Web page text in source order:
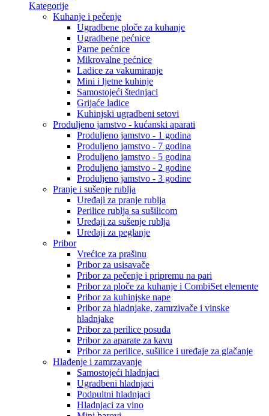
Kategorije
Kuhanje i pečenje
Ugradbene ploče za kuhanje
Ugradbene pećnice
Parne pećnice
Mikrovalne pećnice
Ladice za vakumiranje
Mini i ljetne kuhinje
Samostojeći štednjaci
Grijaće ladice
Kuhinjski ugradbeni setovi
Produljeno jamstvo - kućanski aparati
Produljeno jamstvo - 1 godina
Produljeno jamstvo - 7 godina
Produljeno jamstvo - 5 godina
Produljeno jamstvo - 2 godine
Produljeno jamstvo - 3 godine
Pranje i sušenje rublja
Uređaji za pranje rublja
Perilice rublja sa sušilicom
Uređaji za sušenje rublja
Uređaji za peglanje
Pribor
Vrećice za prašinu
Pribor za usisavače
Pribor za pečenje i pripremu na pari
Pribor za ploče za kuhanje i CombiSet elemente
Pribor za kuhinjske nape
Pribor za hladnjake, zamrzivače i vinske
hladnjake
Pribor za perilice posuđa
Pribor za aparate za kavu
Pribor za perilice, sušilice i uređaje za glačanje
Hlađenje i zamrzavanje
Samostojeći hladnjaci
Ugradbeni hladnjaci
Podpultni hladnjaci
Hladnjaci za vino